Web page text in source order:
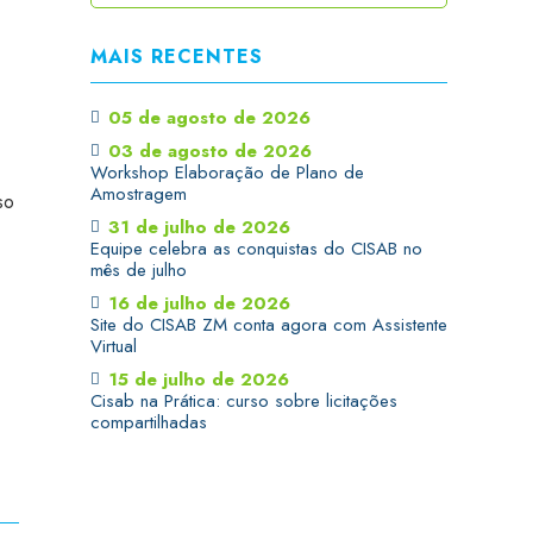
MAIS RECENTES
05 de agosto de 2026
03 de agosto de 2026
Workshop Elaboração de Plano de
Amostragem
31 de julho de 2026
Equipe celebra as conquistas do CISAB no
mês de julho
16 de julho de 2026
Site do CISAB ZM conta agora com Assistente
Virtual
15 de julho de 2026
Cisab na Prática: curso sobre licitações
compartilhadas